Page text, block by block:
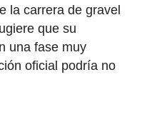
la carrera de gravel
que su
una fase muy
oficial podría no